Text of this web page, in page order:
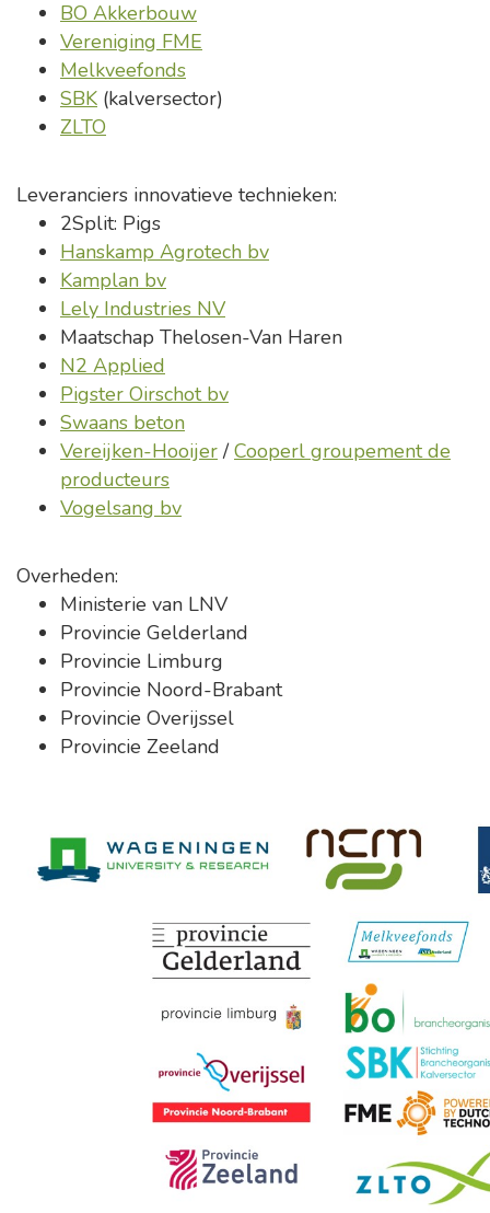
BO Akkerbouw
Vereniging FME
Melkveefonds
SBK (kalversector)
ZLTO
Leveranciers innovatieve technieken:
2Split: Pigs
Hanskamp Agrotech bv
Kamplan bv
Lely Industries NV
Maatschap Thelosen-Van Haren
N2 Applied
Pigster Oirschot bv
Swaans beton
Vereijken-Hooijer /Cooperl groupement de
producteurs
Vogelsang bv
Overheden:
Ministerie van LNV
Provincie Gelderland
Provincie Limburg
Provincie Noord-Brabant
Provincie Overijssel
Provincie Zeeland